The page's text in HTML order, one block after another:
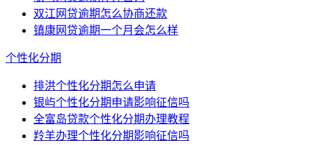
双江网贷逾期怎么协商还款
镇康网贷逾期一个月会怎么样
个性化分期
排洪个性化分期怎么申请
银屿个性化分期申请影响征信吗
全富岛贷款个性化分期办理教程
羚羊办理个性化分期影响征信吗